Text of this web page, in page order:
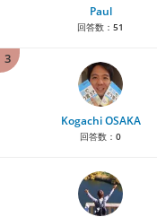
Paul
回答数： 51
3
Kogachi OSAKA
回答数： 0